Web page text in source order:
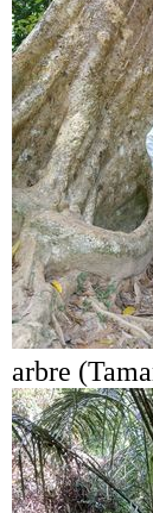
arbre